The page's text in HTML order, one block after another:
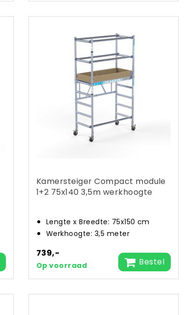
Kamersteiger Compact module
1+2 75x140 3,5m werkhoogte
Lengte x Breedte: 75x150 cm
Werkhoogte: 3,5 meter
739,-
Op voorraad Bestel